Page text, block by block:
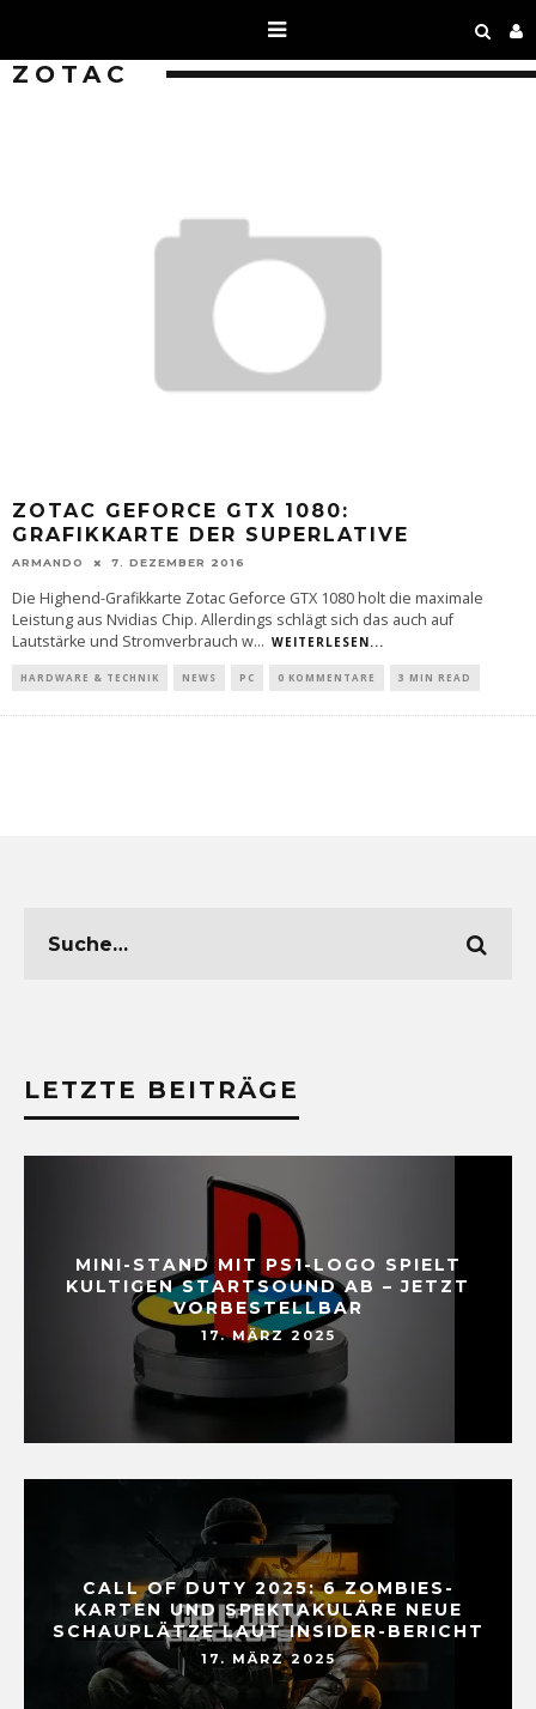
ZOTAC
ZOTAC GEFORCE GTX 1080:
GRAFIKKARTE DER SUPERLATIVE
ARMANDO 7. DEZEMBER 2016
Die Highend-Grafikkarte Zotac Geforce GTX 1080 holt die maximale
Leistung aus Nvidias Chip. Allerdings schlägt sich das auch auf
Lautstärke und Stromverbrauch w... WEITERLESEN...
HARDWARE & TECHNIK NEWS PC 0 KOMMENTARE 3 MIN READ
LETZTE BEITRÄGE
MINI-STAND MIT PS1-LOGO SPIELT
KULTIGEN STARTSOUND AB – JETZT
VORBESTELLBAR
17. MÄRZ 2025
CALL OF DUTY 2025: 6 ZOMBIES-
KARTEN UND SPEKTAKULÄRE NEUE
SCHAUPLÄTZE LAUT INSIDER-BERICHT
17. MÄRZ 2025